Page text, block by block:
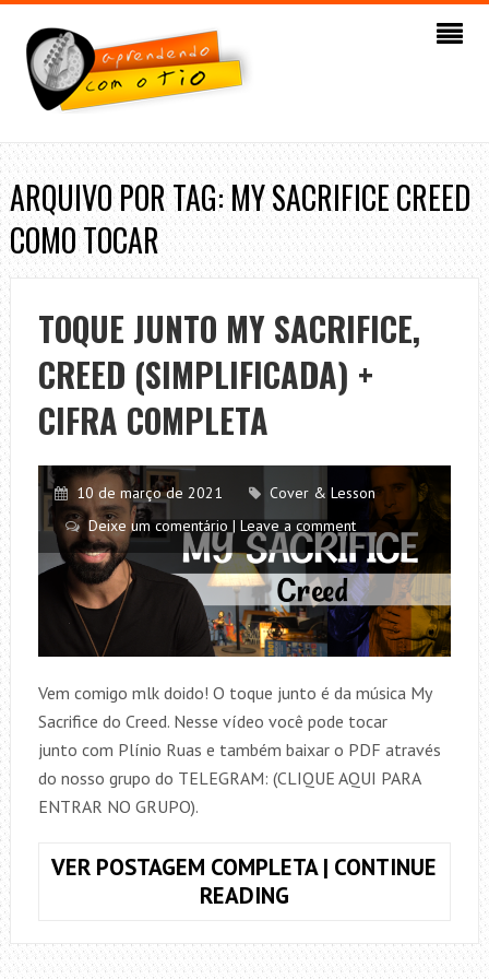
ARQUIVO POR TAG: MY SACRIFICE CREED
COMO TOCAR
TOQUE JUNTO MY SACRIFICE,
CREED (SIMPLIFICADA) +
CIFRA COMPLETA
10 de março de 2021
Cover & Lesson
Deixe um comentário | Leave a comment
Vem comigo mlk doido! O toque junto é da música My
Sacrifice do Creed. Nesse vídeo você pode tocar
junto com Plínio Ruas e também baixar o PDF através
do nosso grupo do TELEGRAM: (CLIQUE AQUI PARA
ENTRAR NO GRUPO).
VER POSTAGEM COMPLETA | CONTINUE
READINGTOQUE
MY